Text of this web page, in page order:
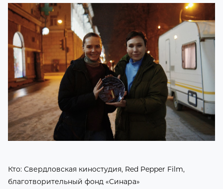
Кто: Свердловская киностудия, Red Pepper Film,
благотворительный фонд «Синара»